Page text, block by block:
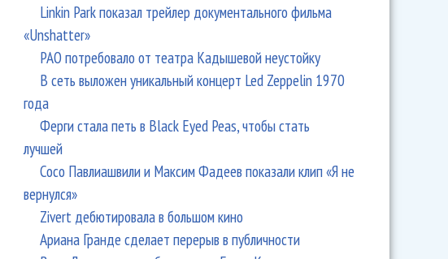
Linkin Park показал трейлер документального фильма
«Unshatter»
РАО потребовало от театра Кадышевой неустойку
В сеть выложен уникальный концерт Led Zeppelin 1970
года
Ферги стала петь в Black Eyed Peas, чтобы стать
лучшей
Сосо Павлиашвили и Максим Фадеев показали клип «Я не
вернулся»
Zivert дебютировала в большом кино
Ариана Гранде сделает перерыв в публичности